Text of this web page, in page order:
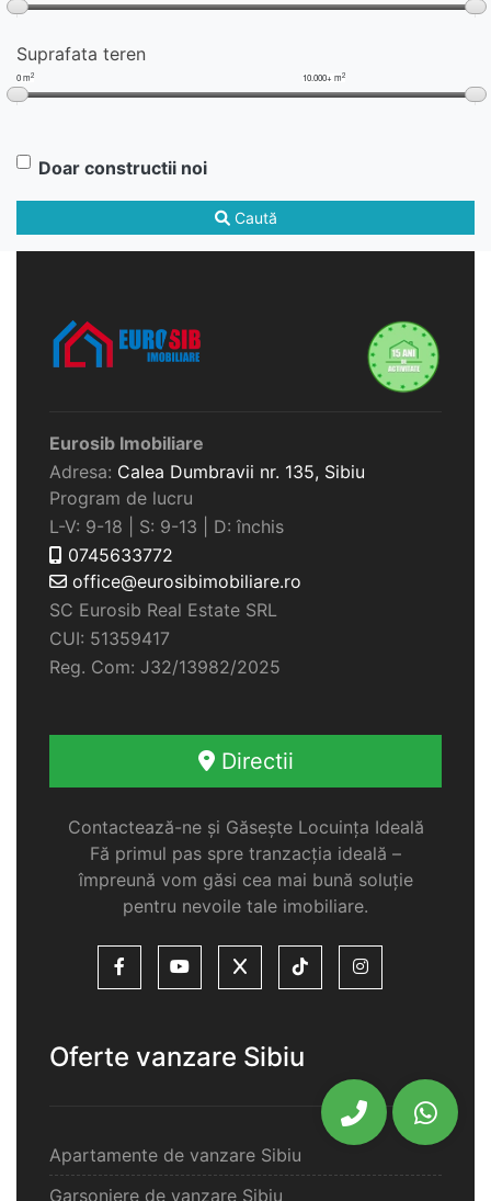
Suprafata teren
0 m2 10.000+ m2
Doar constructii noi
Caută
Eurosib Imobiliare
Adresa: Calea Dumbravii nr. 135, Sibiu
Program de lucru
L-V: 9-18 | S: 9-13 | D: închis
0745633772
office@eurosibimobiliare.ro
SC Eurosib Real Estate SRL
CUI: 51359417
Reg. Com: J32/13982/2025
Directii
Contactează-ne și Găsește Locuința Ideală
Fă primul pas spre tranzacția ideală –
împreună vom găsi cea mai bună soluție
pentru nevoile tale imobiliare.
Oferte vanzare Sibiu
Apartamente de vanzare Sibiu
Garsoniere de vanzare Sibiu